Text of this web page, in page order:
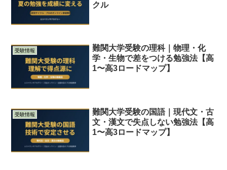
クル
受験情報
難関大学受験の理科｜物理・化
学・生物で差をつける勉強法【高
1〜高3ロードマップ】
受験情報
難関大学受験の国語｜現代文・古
文・漢文で失点しない勉強法【高
1〜高3ロードマップ】